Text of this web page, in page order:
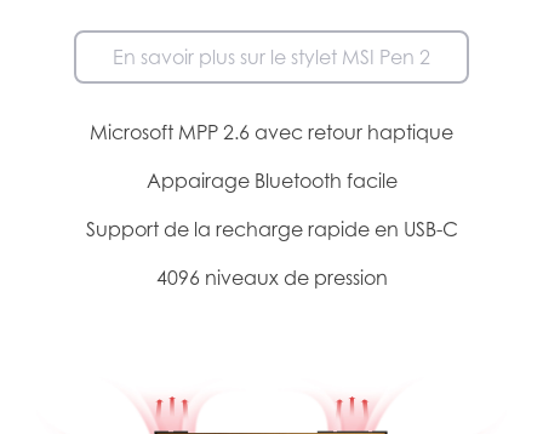
En savoir plus sur le stylet MSI Pen 2
Microsoft MPP 2.6 avec retour haptique
Appairage Bluetooth facile
Support de la recharge rapide en USB-C
4096 niveaux de pression